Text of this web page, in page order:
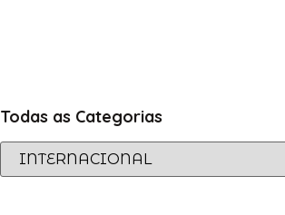
Todas as Categorias